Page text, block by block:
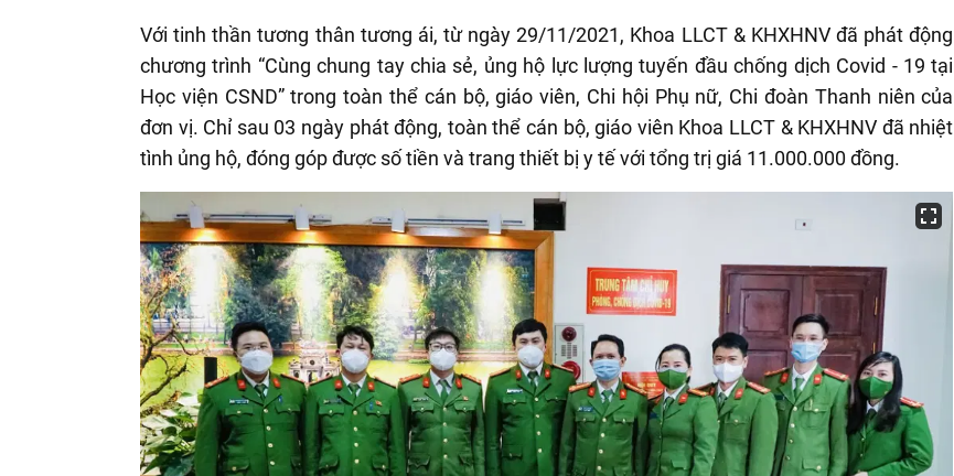
Với tinh thần tương thân tương ái, từ ngày 29/11/2021, Khoa LLCT & KHXHNV đã phát động
chương trình “Cùng chung tay chia sẻ, ủng hộ lực lượng tuyến đầu chống dịch Covid - 19 tại
Học viện CSND” trong toàn thể cán bộ, giáo viên, Chi hội Phụ nữ, Chi đoàn Thanh niên của
đơn vị. Chỉ sau 03 ngày phát động, toàn thể cán bộ, giáo viên Khoa LLCT & KHXHNV đã nhiệt
tình ủng hộ, đóng góp được số tiền và trang thiết bị y tế với tổng trị giá 11.000.000 đồng.